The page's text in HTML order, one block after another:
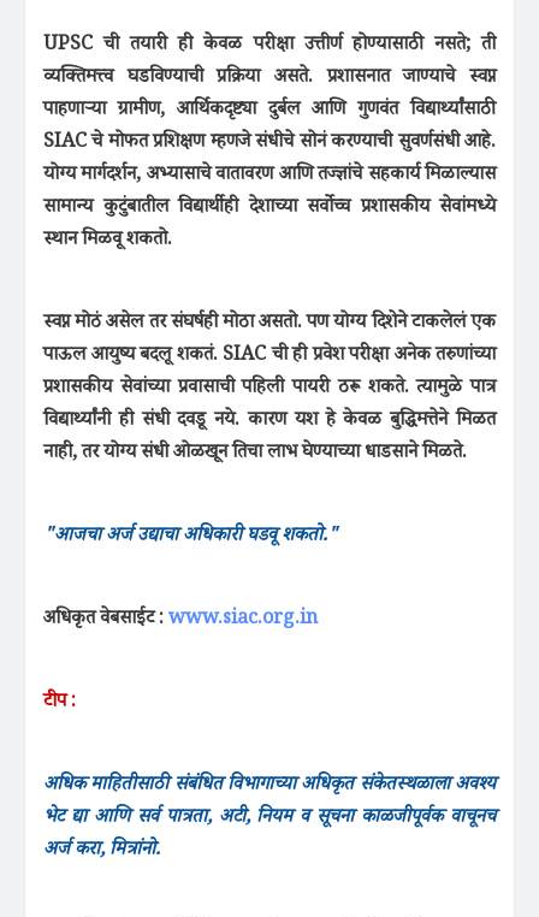
UPSC ची तयारी ही केवळ परीक्षा उत्तीर्ण होण्यासाठी नसते; ती
व्यक्तिमत्त्व घडविण्याची प्रक्रिया असते. प्रशासनात जाण्याचे स्वप्न
पाहणाऱ्या ग्रामीण, आर्थिकदृष्ट्या दुर्बल आणि गुणवंत विद्यार्थ्यांसाठी
SIAC चे मोफत प्रशिक्षण म्हणजे संधीचे सोनं करण्याची सुवर्णसंधी आहे.
योग्य मार्गदर्शन, अभ्यासाचे वातावरण आणि तज्ज्ञांचे सहकार्य मिळाल्यास
सामान्य कुटुंबातील विद्यार्थीही देशाच्या सर्वोच्च प्रशासकीय सेवांमध्ये
स्थान मिळवू शकतो.
स्वप्न मोठं असेल तर संघर्षही मोठा असतो. पण योग्य दिशेने टाकलेलं एक
पाऊल आयुष्य बदलू शकतं. SIAC ची ही प्रवेश परीक्षा अनेक तरुणांच्या
प्रशासकीय सेवांच्या प्रवासाची पहिली पायरी ठरू शकते. त्यामुळे पात्र
विद्यार्थ्यांनी ही संधी दवडू नये. कारण यश हे केवळ बुद्धिमत्तेने मिळत
नाही, तर योग्य संधी ओळखून तिचा लाभ घेण्याच्या धाडसाने मिळते.
"आजचा अर्ज उद्याचा अधिकारी घडवू शकतो."
अधिकृत वेबसाईट :www.siac.org.in
टीप :
अधिक माहितीसाठी संबंधित विभागाच्या अधिकृत संकेतस्थळाला अवश्य
भेट द्या आणि सर्व पात्रता, अटी, नियम व सूचना काळजीपूर्वक वाचूनच
अर्ज करा, मित्रांनो.